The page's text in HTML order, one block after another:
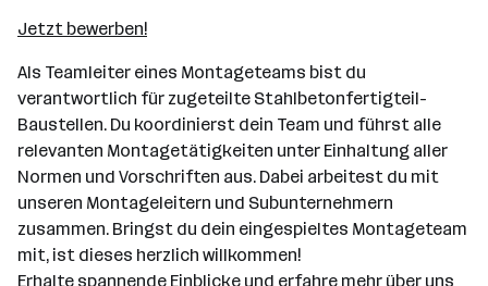
Jetzt bewerben!
Als Teamleiter eines Montageteams bist du
verantwortlich für zugeteilte Stahlbetonfertigteil-
Baustellen. Du koordinierst dein Team und führst alle
relevanten Montagetätigkeiten unter Einhaltung aller
Normen und Vorschriften aus. Dabei arbeitest du mit
unseren Montageleitern und Subunternehmern
zusammen. Bringst du dein eingespieltes Montageteam
mit, ist dieses herzlich willkommen!
Erhalte spannende Einblicke und erfahre mehr über uns